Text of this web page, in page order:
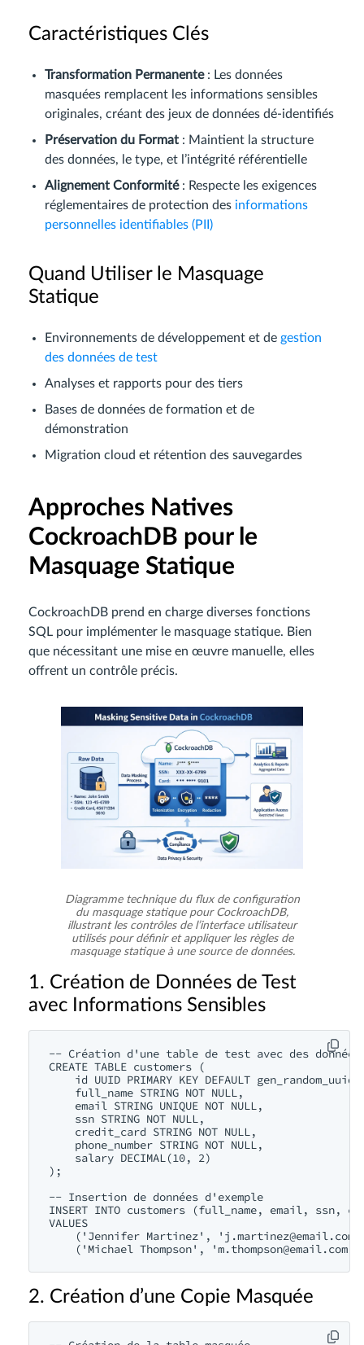
Caractéristiques Clés
Transformation Permanente: Les données
masquées remplacent les informations sensibles
originales, créant des jeux de données dé-identifiés
Préservation du Format : Maintient la structure
des données, le type, et l’intégrité référentielle
Alignement Conformité: Respecte les exigences
réglementaires de protection des informations
personnelles identifiables (PII)
Quand Utiliser le Masquage
Statique
Environnements de développement et de gestion
des données de test
Analyses et rapports pour des tiers
Bases de données de formation et de
démonstration
Migration cloud et rétention des sauvegardes
Approches Natives
CockroachDB pour le
Masquage Statique
CockroachDB prend en charge diverses fonctions
SQL pour implémenter le masquage statique. Bien
que nécessitant une mise en œuvre manuelle, elles
offrent un contrôle précis.
Diagramme technique du flux de configuration
du masquage statique pour CockroachDB,
illustrant les contrôles de l’interface utilisateur
utilisés pour définir et appliquer les règles de
masquage statique à une source de données.
1. Création de Données de Test
avec Informations Sensibles
-- Création d'une table de test avec des
CREATE TABLE customers (
id UUID PRIMARY KEY DEFAULT
    full_name STRING NOT NULL,
    email STRING UNIQUE NOT NULL,
    ssn STRING NOT NULL,
    credit_card STRING NOT NULL,
    phone_number STRING NOT NULL,
    salary DECIMAL(10, 2)
);
-- Insertion de données d'exemple
INSERT INTO customers (full_name, email, ssn,
VALUES
    ('Jennifer Martinez', '
j.martinez@email.com
    ('Michael Thompson', '
m.thompson@email.com
2. Création d’une Copie Masquée